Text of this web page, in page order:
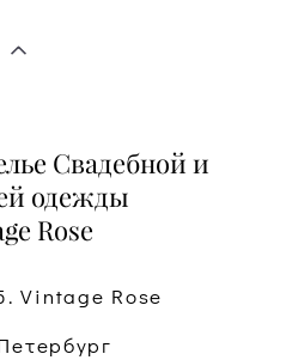
Свадебной и
одежды
Rose
Vintage Rose